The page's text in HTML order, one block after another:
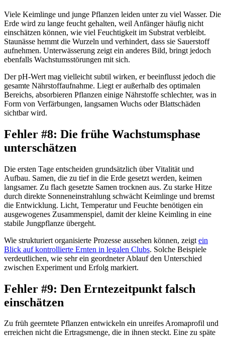
Viele Keimlinge und junge Pflanzen leiden unter zu viel Wasser. Die
Erde wird zu lange feucht gehalten, weil Anfänger häufig nicht
einschätzen können, wie viel Feuchtigkeit im Substrat verbleibt.
Staunässe hemmt die Wurzeln und verhindert, dass sie Sauerstoff
aufnehmen. Unterwässerung zeigt ein anderes Bild, bringt jedoch
ebenfalls Wachstumsstörungen mit sich.
Der pH-Wert mag vielleicht subtil wirken, er beeinflusst jedoch die
gesamte Nährstoffaufnahme. Liegt er außerhalb des optimalen
Bereichs, absorbieren Pflanzen einige Nährstoffe schlechter, was in
Form von Verfärbungen, langsamen Wuchs oder Blattschäden
sichtbar wird.
Fehler #8: Die frühe Wachstumsphase
unterschätzen
Die ersten Tage entscheiden grundsätzlich über Vitalität und
Aufbau. Samen, die zu tief in die Erde gesetzt werden, keimen
langsamer. Zu flach gesetzte Samen trocknen aus. Zu starke Hitze
durch direkte Sonneneinstrahlung schwächt Keimlinge und bremst
die Entwicklung. Licht, Temperatur und Feuchte benötigen ein
ausgewogenes Zusammenspiel, damit der kleine Keimling in eine
stabile Jungpflanze übergeht.
Wie strukturiert organisierte Prozesse aussehen können, zeigt ein
Blick auf kontrollierte Ernten in legalen Clubs. Solche Beispiele
verdeutlichen, wie sehr ein geordneter Ablauf den Unterschied
zwischen Experiment und Erfolg markiert.
Fehler #9: Den Erntezeitpunkt falsch
einschätzen
Zu früh geerntete Pflanzen entwickeln ein unreifes Aromaprofil und
erreichen nicht die Ertragsmenge, die in ihnen steckt. Eine zu späte